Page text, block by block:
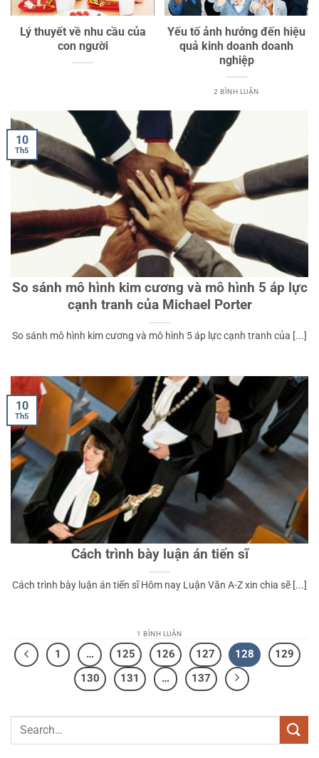
Lý thuyết về nhu cầu của
con người
Yếu tố ảnh hưởng đến hiệu
quả kinh doanh doanh
nghiệp
2 BÌNH LUẬN
So sánh mô hình kim cương và mô hình 5 áp lực
cạnh tranh của Michael Porter
So sánh mô hình kim cương và mô hình 5 áp lực cạnh tranh của [...]
10
Th5
Cách trình bày luận án tiến sĩ
Cách trình bày luận án tiến sĩ Hôm nay Luận Văn A-Z xin chia sẽ [...]
1 BÌNH LUẬN
10
Th5
1 … 125 126 127 128
129
130
131 … 137